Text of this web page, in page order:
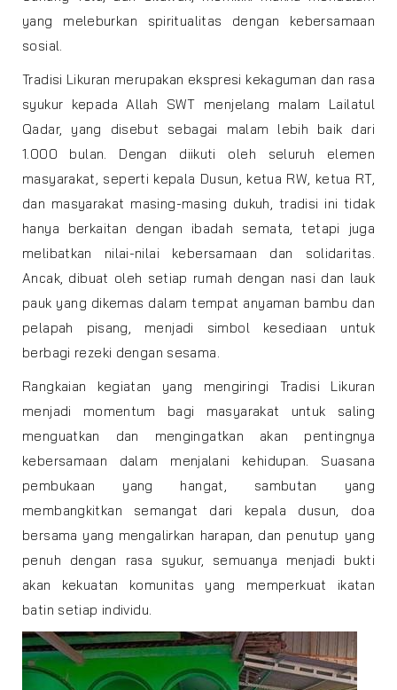
yang meleburkan spiritualitas dengan kebersamaan
sosial.
Tradisi Likuran merupakan ekspresi kekaguman dan rasa
syukur kepada Allah SWT menjelang malam Lailatul
Qadar, yang disebut sebagai malam lebih baik dari
1.000 bulan. Dengan diikuti oleh seluruh elemen
masyarakat, seperti kepala Dusun, ketua RW, ketua RT,
dan masyarakat masing-masing dukuh, tradisi ini tidak
hanya berkaitan dengan ibadah semata, tetapi juga
melibatkan nilai-nilai kebersamaan dan solidaritas.
Ancak, dibuat oleh setiap rumah dengan nasi dan lauk
pauk yang dikemas dalam tempat anyaman bambu dan
pelapah pisang, menjadi simbol kesediaan untuk
berbagi rezeki dengan sesama.
Rangkaian kegiatan yang mengiringi Tradisi Likuran
menjadi momentum bagi masyarakat untuk saling
menguatkan dan mengingatkan akan pentingnya
kebersamaan dalam menjalani kehidupan. Suasana
pembukaan yang hangat, sambutan yang
membangkitkan semangat dari kepala dusun, doa
bersama yang mengalirkan harapan, dan penutup yang
penuh dengan rasa syukur, semuanya menjadi bukti
akan kekuatan komunitas yang memperkuat ikatan
batin setiap individu.